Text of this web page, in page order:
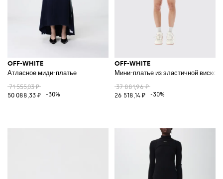
OFF-WHITE
Атласное миди-платье
71 555,03 ₽
50 088,33 ₽
-30%
OFF-WHITE
Мини-платье из эластичной
37 881,96 ₽
26 518,14 ₽
-30%